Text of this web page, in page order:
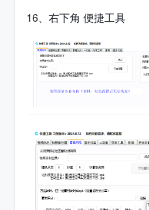
16、右下角 便捷工具